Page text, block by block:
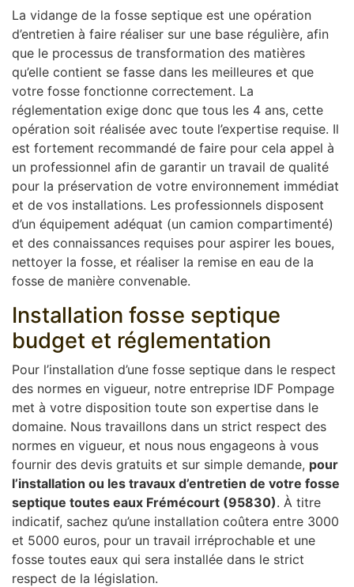
La vidange de la fosse septique est une opération
d’entretien à faire réaliser sur une base régulière, afin
que le processus de transformation des matières
qu’elle contient se fasse dans les meilleures et que
votre fosse fonctionne correctement. La
réglementation exige donc que tous les 4 ans, cette
opération soit réalisée avec toute l’expertise requise. Il
est fortement recommandé de faire pour cela appel à
un professionnel afin de garantir un travail de qualité
pour la préservation de votre environnement immédiat
et de vos installations. Les professionnels disposent
d’un équipement adéquat (un camion compartimenté)
et des connaissances requises pour aspirer les boues,
nettoyer la fosse, et réaliser la remise en eau de la
fosse de manière convenable.
Installation fosse septique
budget et réglementation
Pour l’installation d’une fosse septique dans le respect
des normes en vigueur, notre entreprise IDF Pompage
met à votre disposition toute son expertise dans le
domaine. Nous travaillons dans un strict respect des
normes en vigueur, et nous nous engageons à vous
fournir des devis gratuits et sur simple demande, pour
l’installation ou les travaux d’entretien de votre fosse
septique toutes eaux Frémécourt (95830). À titre
indicatif, sachez qu’une installation coûtera entre 3000
et 5000 euros, pour un travail irréprochable et une
fosse toutes eaux qui sera installée dans le strict
respect de la législation.